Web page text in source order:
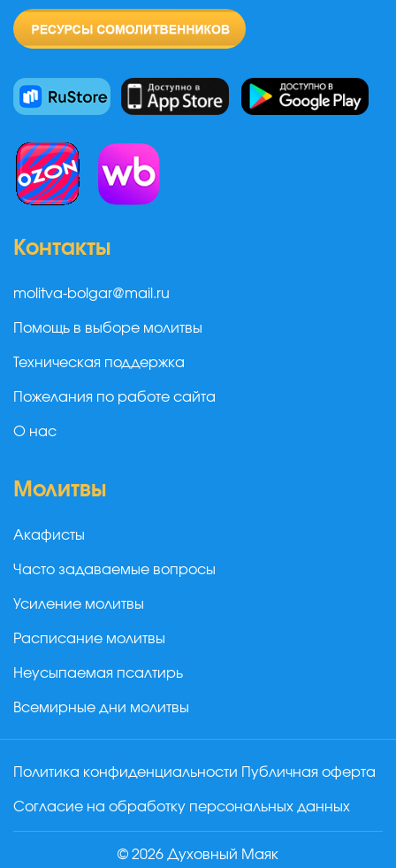
Контакты
molitva-bolgar@mail.ru
Помощь в выборе молитвы
Техническая поддержка
Пожелания по работе сайта
О нас
Молитвы
Акафисты
Часто задаваемые вопросы
Усиление молитвы
Расписание молитвы
Неусыпаемая псалтирь
Всемирные дни молитвы
Политика конфиденциальности Публичная оферта
Согласие на обработку персональных данных
© 2026 Духовный Маяк